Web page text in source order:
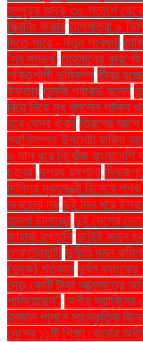
সম্পূরক শুল্ক ৩০ শতাংশ
স্ক্রিনিং জরুরি তাপমাত্রা ৯
দিতে পারে - নতুন গবেষণা
‘সব সম্ভব’ তাহসানের
শক্তিশালী ভূমিকম্প তীব্র
ইফতার তুলসী গ্যাবার্ড বলেন
বিয়ে নিয়ে মুখ খুললেন শাকিব
হবে যেসব খাবার ত্রিশের আগে
প্রাণিসম্পদ উপদেষ্টা ফরিদা
৬ মাস ধরে নিখোঁজ বাংলাদেশি
চত্বর’ দশরথ রঙ্গশালা
দিল্লির মুখ্যমন্ত্রী হিসেবে
অবহেলা নয় দুই দিন ধরে
হামলা চালাচ্ছে দুই দেশের
জাহাজ রপ্তানি দুটোই সমান
লেফটেন্যান্ট! দুর্নীতি দমন
(দুদক) গতকাল দুর্বল
দেড় কোটি টাকা আত্মসাতের
পালিয়েছেন" দেশীয়
রমজান পালনে সাংস্কৃতিক
দেশের ১১টি শিক্ষা বোর্ডের